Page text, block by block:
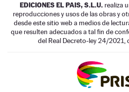
EDICIONES EL PAIS, S.L.U. realiza
reproducciones y usos de las obras y
desde este sitio web a medios de
que resulten adecuados a tal fin de
del Real Decreto-ley 24/2021,